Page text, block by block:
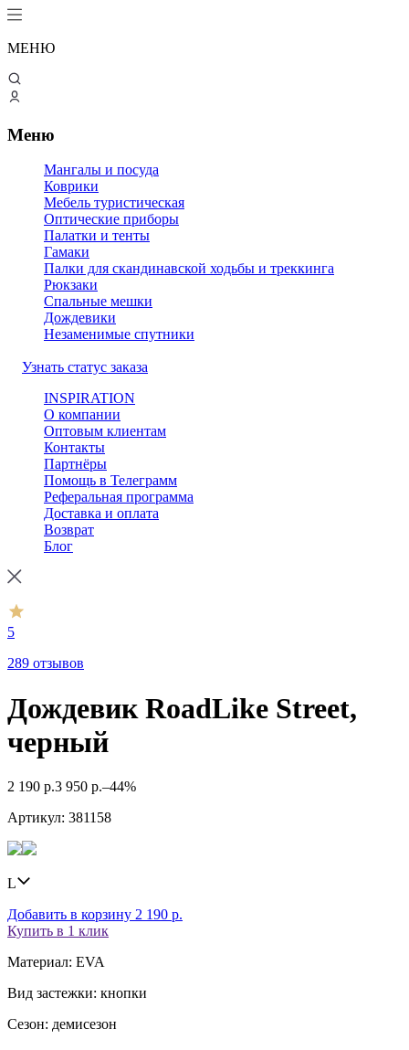
МЕНЮ
Меню
Мангалы и посуда
Коврики
Мебель туристическая
Оптические приборы
Палатки и тенты
Гамаки
Палки для скандинавской ходьбы и треккинга
Рюкзаки
Спальные мешки
Дождевики
Незаменимые спутники
Узнать статус заказа
INSPIRATION
О компании
Оптовым клиентам
Контакты
Партнёры
Помощь в Телеграмм
Реферальная программа
Доставка и оплата
Возврат
Блог
5
289 отзывов
Дождевик RoadLike Street,
черный
2 190 р.3 950 р.–44%
Артикул: 381158
L
Добавить в корзину 2 190 р.
Купить в 1 клик
Материал: EVA
Вид застежки: кнопки
Сезон: демисезон